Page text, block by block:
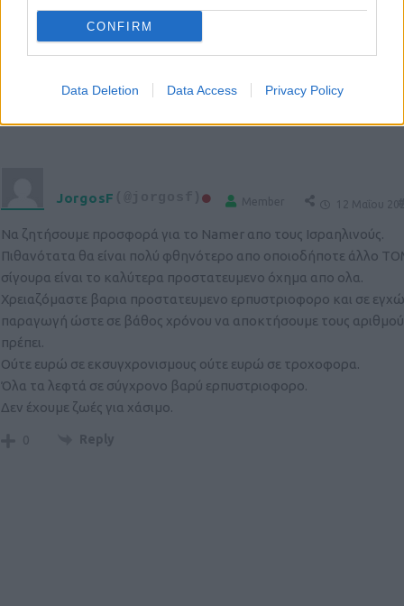
CONFIRM
Data Deletion Data Access Privacy Policy
ανάγκες και επιχειρησιακά περιβάλλοντα, της μικρής μας
Βέβαια η ύπαρξη οικονομιών έυρους σε τμήματα παραγωγής,
χρήσης μπορεί να καλύψει κάποιες σχετικές απώλειες.
JorgosF Member 12 Μαΐου
Να ζητήσουμε προσφορά για το Namer απο τους Ισραηλινούς.
Πιθανότατα θα είναι πολύ φθηνότερο απο οποιοδήποτε άλλο
σίγουρα είναι το καλύτερα προστατευμενο όχημα απο ολα.
Χρειαζόμαστε βαρια προστατευμενο ερπυστριοφορο και σε
παραγωγή ώστε σε βάθος χρόνου να αποκτήσουμε τους
πρέπει.
Ούτε ευρώ σε εκσυγχρονισμους ούτε ευρώ σε τροχοφορα.
Όλα τα λεφτά σε σύγχρονο βαρύ ερπυστριοφορο.
Δεν έχουμε ζωές για χάσιμο.
0 Reply